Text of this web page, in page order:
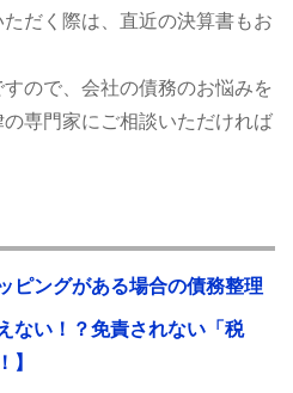
だく際は、直近の決算書もお
ので、会社の債務のお悩みを
専門家にご相談いただければ
ピングがある場合の債務整理
ない！？免責されない「税
】